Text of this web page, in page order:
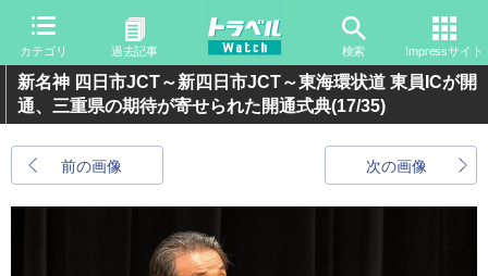
カテゴリ 過去記事 検索 Impressサイト
新名神 四日市JCT～新四日市JCT～東海環状道 東員ICが開
通、三重県の期待が寄せられた開通式典(17/35)
前の画像 次の画像